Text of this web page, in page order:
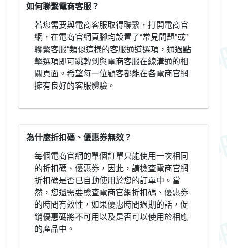
如何聯繫電商客服？
若您需要與電商客服取得聯繫，打開電商官
網，在電商官網頁腳均設置了“常見問題”或”
聯繫客服“類似這樣的客服通道選項，通過點
擊選項即可跳轉到與電商客服在線溝通的相
關頁面。希望每一位顧客都能在各電商官網
擁有良好的客服體驗。
為什麼折扣碼、優惠券無效？
每個電商官網的單個訂單只能使用一次相同
的折扣碼、優惠券，因此，請檢查電商官網
折扣碼是否已自動使用於您的訂單中。當
然，您還需要檢查電商官網折扣碼、優惠券
的時間有效性，如果優惠時間過期的話，促
銷優惠碼將不可用以及是否可以使用於相應
的產品中。